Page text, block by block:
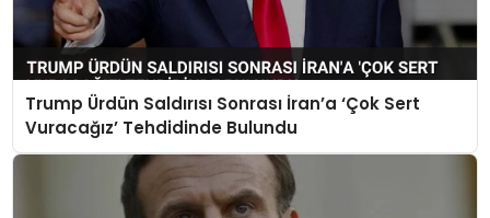
Trump Ürdün Saldırısı Sonrası İran’a ‘Çok Sert
Vuracağız’ Tehdidinde Bulundu